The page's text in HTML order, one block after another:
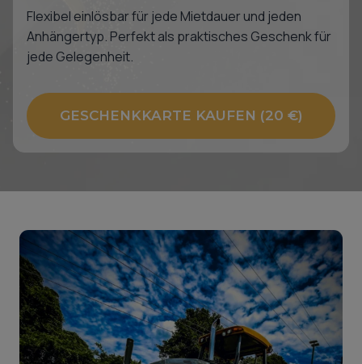
Flexibel einlösbar für jede Mietdauer und jeden
Anhängertyp. Perfekt als praktisches Geschenk für
jede Gelegenheit.
GESCHENKKARTE KAUFEN (20 €)